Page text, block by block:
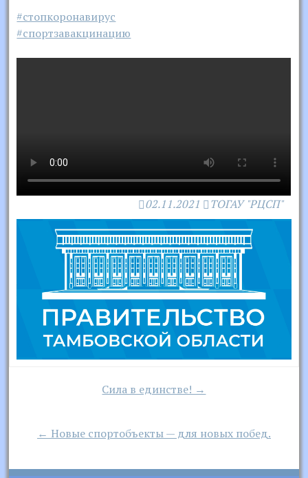
#стопкоронавирус
#спортзавакцинацию
02.11.2021 ТОГАУ "РЦСП"
Сила в единстве! →
← Новые спортобъекты — для новых побед.